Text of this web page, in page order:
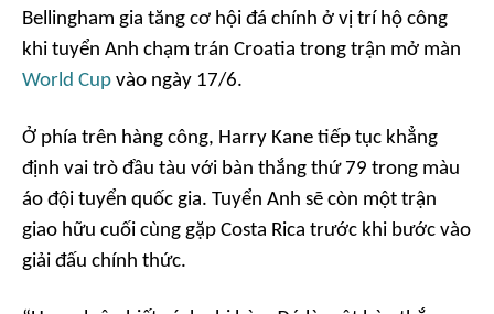
Bellingham gia tăng cơ hội đá chính ở vị trí hộ công
khi tuyển Anh chạm trán Croatia trong trận mở màn
World Cup vào ngày 17/6.
Ở phía trên hàng công, Harry Kane tiếp tục khẳng
định vai trò đầu tàu với bàn thắng thứ 79 trong màu
áo đội tuyển quốc gia. Tuyển Anh sẽ còn một trận
giao hữu cuối cùng gặp Costa Rica trước khi bước vào
giải đấu chính thức.